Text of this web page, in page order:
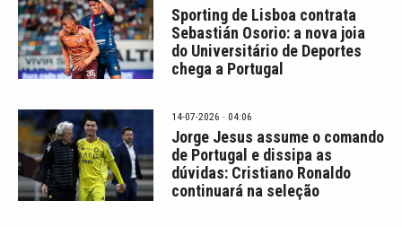
Sporting de Lisboa contrata
Sebastián Osorio: a nova joia
do Universitário de Deportes
chega a Portugal
14-07-2026 · 04:06
Jorge Jesus assume o comando
de Portugal e dissipa as
dúvidas: Cristiano Ronaldo
continuará na seleção